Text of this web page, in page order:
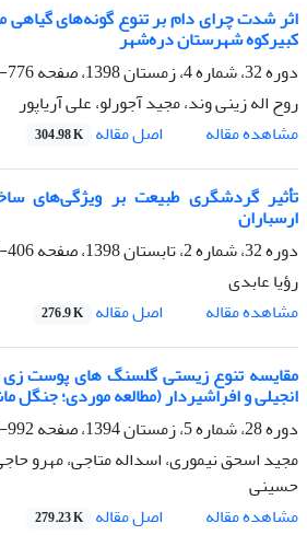
اثر شدت چرای دام بر تنوع گونه‌های گیاهی
کبیرکوه شهرستان دره‌شهر
دوره 32، شماره 4، زمستان 1398، صفحه
776-787
روح اله زینی وند، مجید آجورلو، علی آریاپور
مشاهده مقاله
اصل مقاله 304.98 K
تأثیر گردشگری طبیعت بر ویژگی‌های
ارسباران
دوره 32، شماره 2، تابستان 1398، صفحه
406-416
رؤیا عابدی
مشاهده مقاله
اصل مقاله 276.9 K
مقایسه تنوع زیستی گلسنگ های پوست
انجیلی و افراشیردار (مطالعه موردی؛ جنگل
دوره 28، شماره 5، زمستان 1394، صفحه
992-1008
مجید اسحق نیموری، اسداله متاجی، مهرو
حسینی
مشاهده مقاله
اصل مقاله 279.23 K